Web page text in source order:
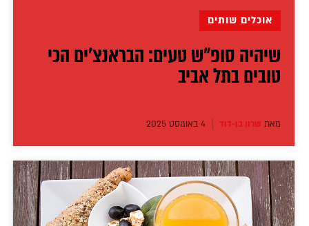
אוכלים שותים
שיהיה סופ"ש טעים: הבראנצ'ים הכי
טובים בתל אביב
מאת שרון בן-דוד 4 באוגוסט 2025